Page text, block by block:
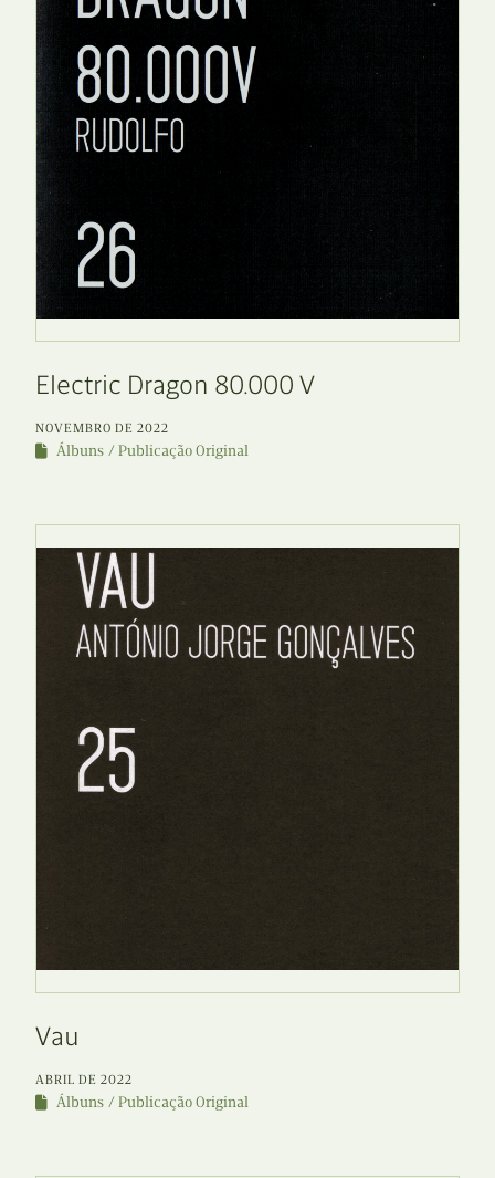
Electric Dragon 80.000 V
NOVEMBRO DE 2022
Álbuns Publicação Original
Vau
ABRIL DE 2022
Álbuns Publicação Original